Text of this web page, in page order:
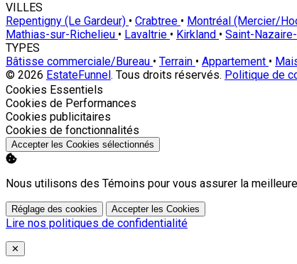
VILLES
Repentigny (Le Gardeur) • Crabtree • Montréal (Mercier/
Mathias-sur-Richelieu • Lavaltrie • Kirkland • Saint-
TYPES
Bâtisse commerciale/Bureau • Terrain • Appartement •
© 2026 EstateFunnel . Tous droits réservés. Politique de
Activer
Cookies Essentiels
Activer
Cookies de Performances
Activer
Cookies publicitaires
Activer
Cookies de fonctionnalités
Accepter les Cookies sélectionnés
Nous utilisons des Témoins pour vous assurer la
Réglage des cookies Accepter les Cookies
Lire nos politiques de confidentialité
Close
✕